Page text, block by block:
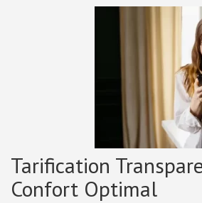
Tarification
Confort Optimal